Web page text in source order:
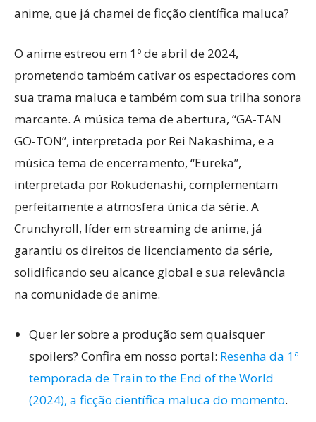
anime, que já chamei de ficção científica maluca?
O anime estreou em 1º de abril de 2024,
prometendo também cativar os espectadores com
sua trama maluca e também com sua trilha sonora
marcante. A música tema de abertura, “GA-TAN
GO-TON”, interpretada por Rei Nakashima, e a
música tema de encerramento, “Eureka”,
interpretada por Rokudenashi, complementam
perfeitamente a atmosfera única da série. A
Crunchyroll, líder em streaming de anime, já
garantiu os direitos de licenciamento da série,
solidificando seu alcance global e sua relevância
na comunidade de anime.
Quer ler sobre a produção sem quaisquer
spoilers? Confira em nosso portal: Resenha da 1ª
temporada de Train to the End of the World
(2024), a ficção científica maluca do momento.